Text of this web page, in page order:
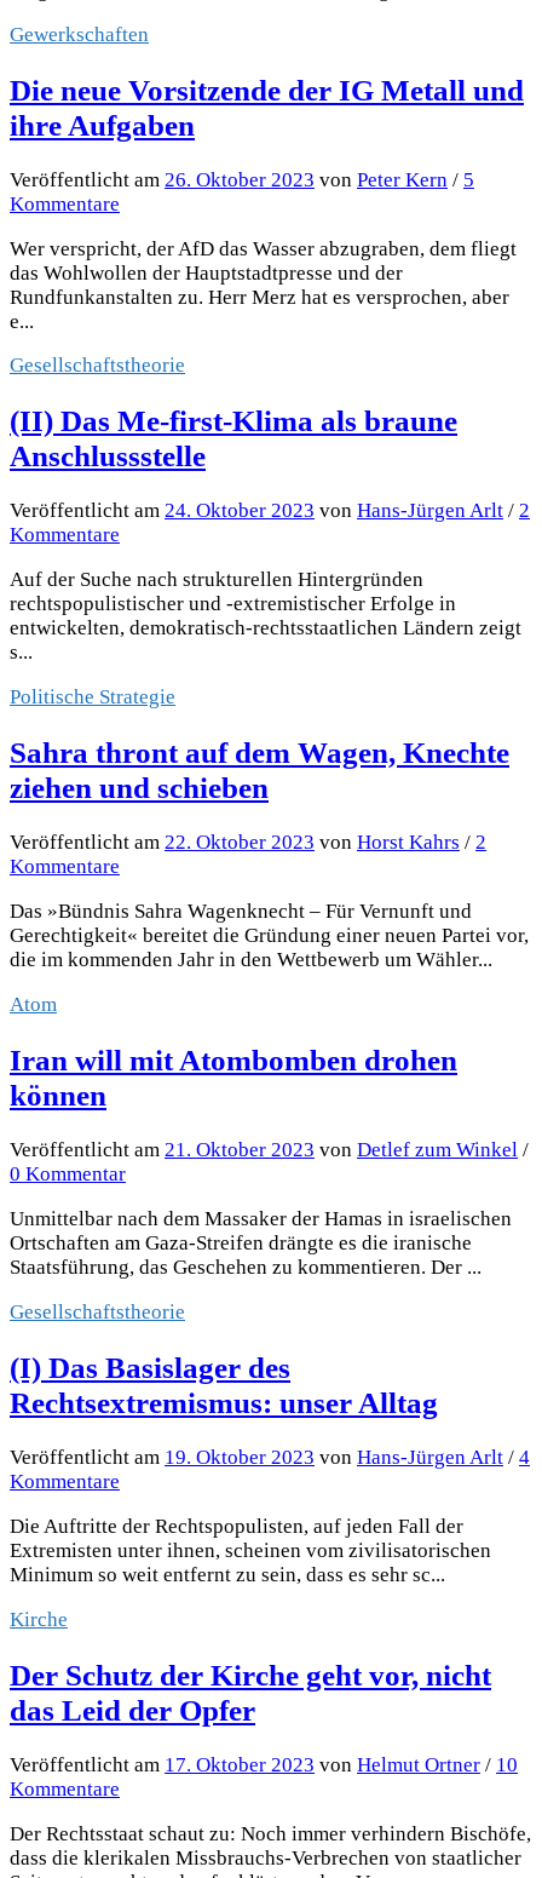
Gewerkschaften
Die neue Vorsitzende der IG Metall und
ihre Aufgaben
Veröffentlicht am 26. Oktober 2023 von Peter Kern / 5
Kommentare
Wer verspricht, der AfD das Wasser abzugraben, dem fliegt
das Wohlwollen der Hauptstadtpresse und der
Rundfunkanstalten zu. Herr Merz hat es versprochen, aber
e...
Gesellschaftstheorie
(II) Das Me-first-Klima als braune
Anschlussstelle
Veröffentlicht am 24. Oktober 2023 von Hans-Jürgen Arlt / 2
Kommentare
Auf der Suche nach strukturellen Hintergründen
rechtspopulistischer und -extremistischer Erfolge in
entwickelten, demokratisch-rechtsstaatlichen Ländern zeigt
s...
Politische Strategie
Sahra thront auf dem Wagen, Knechte
ziehen und schieben
Veröffentlicht am 22. Oktober 2023 von Horst Kahrs / 2
Kommentare
Das »Bündnis Sahra Wagenknecht – Für Vernunft und
Gerechtigkeit« bereitet die Gründung einer neuen Partei vor,
die im kommenden Jahr in den Wettbewerb um Wähler...
Atom
Iran will mit Atombomben drohen
können
Veröffentlicht am 21. Oktober 2023 von Detlef zum Winkel /
0 Kommentar
Unmittelbar nach dem Massaker der Hamas in israelischen
Ortschaften am Gaza-Streifen drängte es die iranische
Staatsführung, das Geschehen zu kommentieren. Der ...
Gesellschaftstheorie
(I) Das Basislager des
Rechtsextremismus: unser Alltag
Veröffentlicht am 19. Oktober 2023 von Hans-Jürgen Arlt / 4
Kommentare
Die Auftritte der Rechtspopulisten, auf jeden Fall der
Extremisten unter ihnen, scheinen vom zivilisatorischen
Minimum so weit entfernt zu sein, dass es sehr sc...
Kirche
Der Schutz der Kirche geht vor, nicht
das Leid der Opfer
Veröffentlicht am 17. Oktober 2023 von Helmut Ortner / 10
Kommentare
Der Rechtsstaat schaut zu: Noch immer verhindern Bischöfe,
dass die klerikalen Missbrauchs-Verbrechen von staatlicher